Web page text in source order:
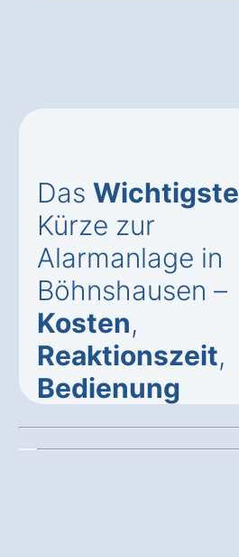
Das Wichtigste
Kürze zur
Alarmanlage in
Böhnshausen –
Kosten,
Reaktionszeit,
Bedienung